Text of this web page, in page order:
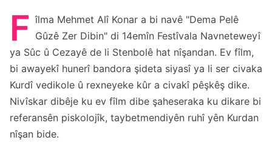
F îlma Mehmet Alî Konar a bi navê "Dema Pelê
Gûzê Zer Dibin" di 14emîn Festîvala Navneteweyî
ya Sûc û Cezayê de li Stenbolê hat nîşandan. Ev fîlm,
bi awayekî hunerî bandora şideta siyasî ya li ser civaka
Kurdî vedikole û rexneyeke kûr a civakî pêşkêş dike.
Nivîskar dibêje ku ev fîlm dibe şaheseraka ku dikare bi
referansên piskolojîk, taybetmendiyên ruhî yên Kurdan
nîşan bide.